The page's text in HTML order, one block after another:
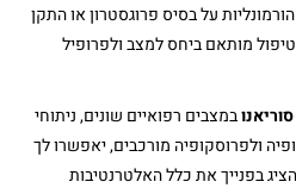
על בסיס פרוגסטרון או התקן
מותאם ביחס למצב ולפרופיל
במצבים רפואיים שונים, ניתוחי
ולפרוסקופיה מורכבים, יאפשרו לך
בפנייך את כלל האלטרנטיבות